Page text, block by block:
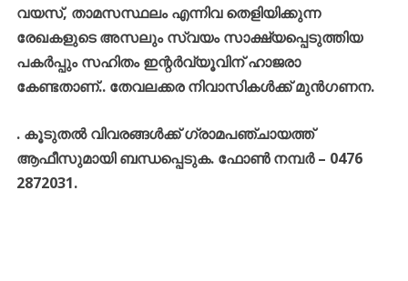
വയസ്, താമസസ്ഥലം എന്നിവ തെളിയിക്കുന്ന
രേഖകളുടെ അസലും സ്വയം സാക്ഷ്യപ്പെടുത്തിയ
പകർപ്പും സഹിതം ഇന്റർവ്യൂവിന് ഹാജരാ
കേണ്ടതാണ്.. തേവലക്കര നിവാസികൾക്ക് മുൻഗണന.
. കൂടുതൽ വിവരങ്ങൾക്ക് ഗ്രാമപഞ്ചായത്ത്
ആഫീസുമായി ബന്ധപ്പെടുക. ഫോൺ നമ്പർ – 0476
2872031.